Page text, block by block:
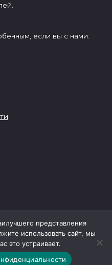
если вы с нами.
представления
использовать сайт, мы
это устраивает.